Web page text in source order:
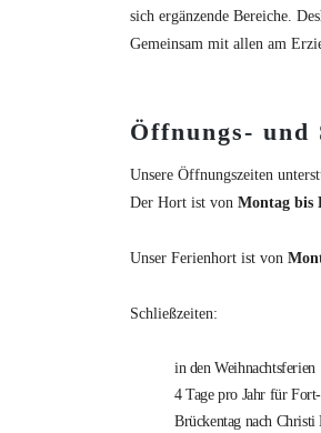
sich ergänzende Bereiche.
Gemeinsam mit allen am
Öffnungs- und
Unsere Öffnungszeiten
Der Hort ist von Montag bis
Unser Ferienhort ist von
Schließzeiten:
in den Weihnachtsferien
4 Tage pro Jahr für
Brückentag nach